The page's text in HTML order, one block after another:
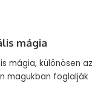
mágia
mágia, különösen az
magukban foglalják